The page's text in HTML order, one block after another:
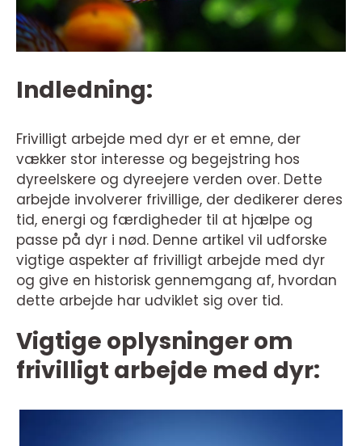
Indledning:
Frivilligt arbejde med dyr er et emne, der
vækker stor interesse og begejstring hos
dyreelskere og dyreejere verden over. Dette
arbejde involverer frivillige, der dedikerer deres
tid, energi og færdigheder til at hjælpe og
passe på dyr i nød. Denne artikel vil udforske
vigtige aspekter af frivilligt arbejde med dyr
og give en historisk gennemgang af, hvordan
dette arbejde har udviklet sig over tid.
Vigtige oplysninger om
frivilligt arbejde med dyr: